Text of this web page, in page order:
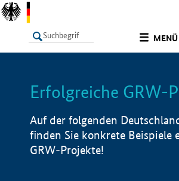
MENÜ
LISTE
Erfolgreiche GRW-
Auf der folgenden
finden Sie konkrete Beispiele
GRW-Projekte!